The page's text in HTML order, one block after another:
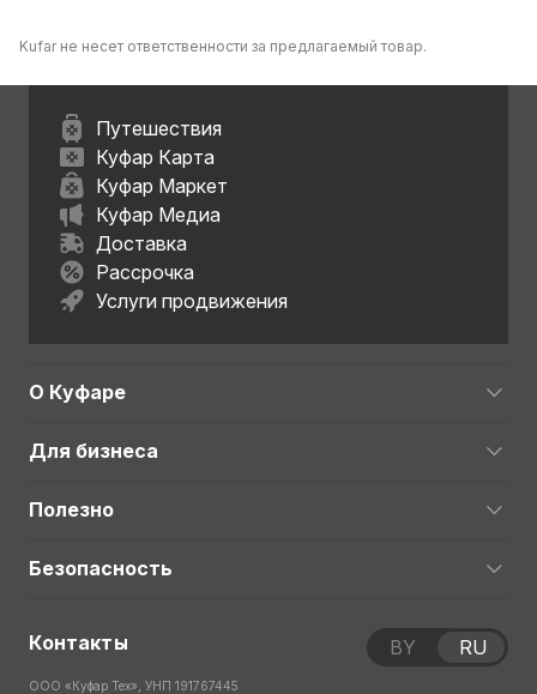
Kufar не несет ответственности за предлагаемый товар.
Путешествия
Куфар Карта
Куфар Маркет
Куфар Медиа
Доставка
Рассрочка
Услуги продвижения
О Куфаре
Для бизнеса
Полезно
Безопасность
Контакты
ООО «Куфар Тех», УНП 191767445
BY RU